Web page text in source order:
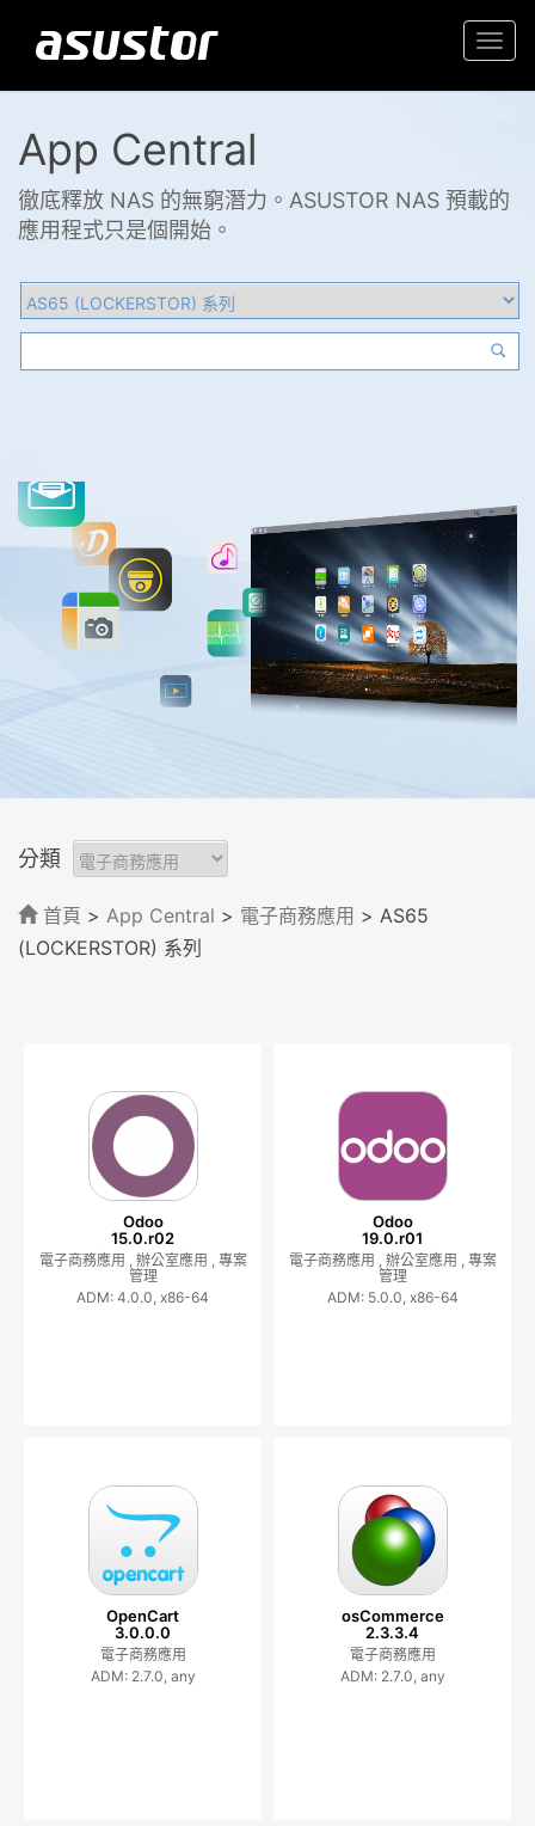
App Central
徹底釋放 NAS 的無窮潛力。ASUSTOR NAS 預載的
應用程式只是個開始。
分類
首頁 > App Central > 電子商務應用 > AS65
(LOCKERSTOR) 系列
Odoo
15.0.r02
電子商務應用 , 辦公室應用 , 專案
管理
ADM: 4.0.0, x86-64
Odoo
19.0.r01
電子商務應用 , 辦公室應用 , 專案
管理
ADM: 5.0.0, x86-64
OpenCart
3.0.0.0
電子商務應用
ADM: 2.7.0, any
osCommerce
2.3.3.4
電子商務應用
ADM: 2.7.0, any